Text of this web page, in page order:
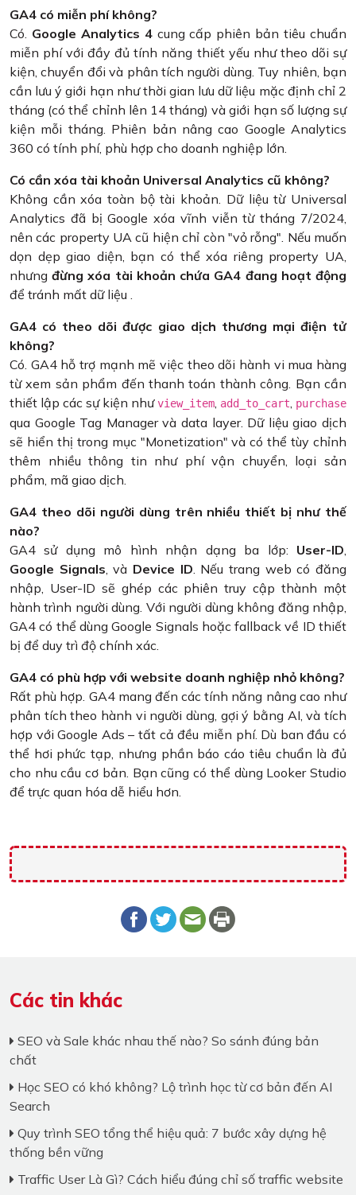
GA4 có miễn phí không?
Có. Google Analytics 4cung cấp phiên bản tiêu chuẩn
miễn phí với đầy đủ tính năng thiết yếu như theo dõi sự
kiện, chuyển đổi và phân tích người dùng. Tuy nhiên, bạn
cần lưu ý giới hạn như thời gian lưu dữ liệu mặc định chỉ 2
tháng (có thể chỉnh lên 14 tháng) và giới hạn số lượng sự
kiện mỗi tháng. Phiên bản nâng cao Google Analytics
360 có tính phí, phù hợp cho doanh nghiệp lớn.
Có cần xóa tài khoản Universal Analytics cũ không?
Không cần xóa toàn bộ tài khoản. Dữ liệu từ Universal
Analytics đã bị Google xóa vĩnh viễn từ tháng 7/2024,
nên các property UA cũ hiện chỉ còn "vỏ rỗng". Nếu muốn
dọn dẹp giao diện, bạn có thể xóa riêng property UA,
nhưngđừng xóa tài khoản chứa GA4 đang hoạt động
để tránh mất dữ liệu .
GA4 có theo dõi được giao dịch thương mại điện tử
không?
Có. GA4 hỗ trợ mạnh mẽ việc theo dõi hành vi mua hàng
từ xem sản phẩm đến thanh toán thành công. Bạn cần
thiết lập các sự kiện nhưview_item add_to_cart purchase
qua Google Tag Manager và data layer. Dữ liệu giao dịch
sẽ hiển thị trong mục "Monetization" và có thể tùy chỉnh
thêm nhiều thông tin như phí vận chuyển, loại sản
phẩm, mã giao dịch.
GA4 theo dõi người dùng trên nhiều thiết bị như thế
nào?
GA4 sử dụng mô hình nhận dạng ba lớp: User-ID
Google Signals , và Device ID . Nếu trang web có đăng
nhập, User-ID sẽ ghép các phiên truy cập thành một
hành trình người dùng. Với người dùng không đăng nhập,
GA4 có thể dùng Google Signals hoặc fallback về ID thiết
bị để duy trì độ chính xác.
GA4 có phù hợp với website doanh nghiệp nhỏ không?
Rất phù hợp. GA4 mang đến các tính năng nâng cao như
phân tích theo hành vi người dùng, gợi ý bằng AI, và tích
hợp với Google Ads – tất cả đều miễn phí. Dù ban đầu có
thể hơi phức tạp, nhưng phần báo cáo tiêu chuẩn là đủ
cho nhu cầu cơ bản. Bạn cũng có thể dùng Looker Studio
để trực quan hóa dễ hiểu hơn.
Các tin khác
SEO và Sale khác nhau thế nào? So sánh đúng bản
chất
Học SEO có khó không? Lộ trình học từ cơ bản đến AI
Search
Quy trình SEO tổng thể hiệu quả: 7 bước xây dựng hệ
thống bền vững
Traffic User Là Gì? Cách hiểu đúng chỉ số traffic website